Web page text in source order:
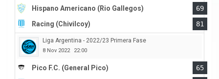
Hispano Americano (Rio Gallegos)
69
Racing (Chivilcoy)
81
Liga Argentina - 2022/23 Primera Fase
8 Nov 2022 22:00
Pico F.C. (General Pico)
65